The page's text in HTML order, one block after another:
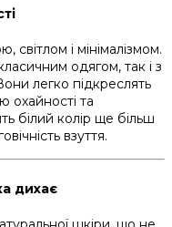
світлом і мінімалізмом.
одягом, так і з
легко підкреслять
охайності та
білий колір ще більш
взуття.
дихає